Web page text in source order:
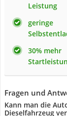
Leistung
geringe
30% mehr
Fragen und
Kann man die
Dieselfahrzeug